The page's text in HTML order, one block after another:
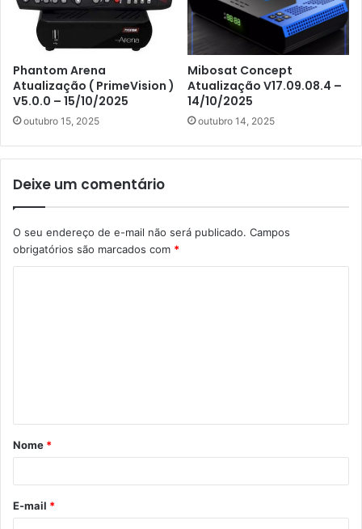
Phantom Arena
Atualização ( PrimeVision )
V5.0.0 – 15/10/2025
outubro 15, 2025
Mibosat Concept
Atualização V17.09.08.4 –
14/10/2025
outubro 14, 2025
Deixe um comentário
O seu endereço de e-mail não será publicado. Campos
obrigatórios são marcados com *
á
r
*
Nome *
E-mail *